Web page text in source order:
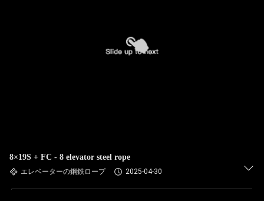
8×19S + FC - 8 elevator steel rope
エレベーターの鋼鉄ロープ 2025-04-30